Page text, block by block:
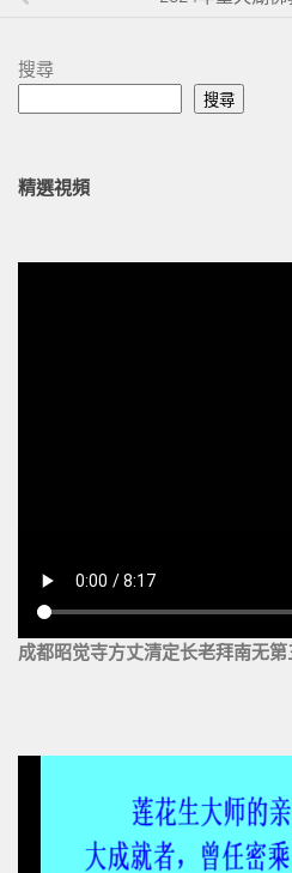
搜尋
搜尋
精選視頻
成都昭觉寺方丈清定长老拜南无